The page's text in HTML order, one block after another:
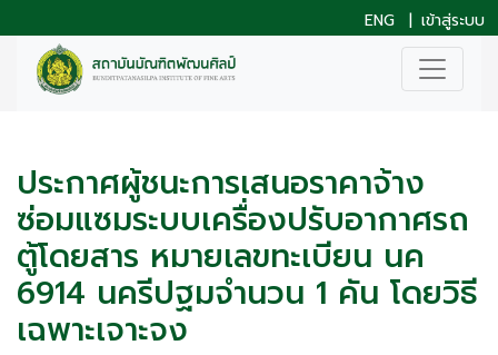
ENG | เข้าสู่ระบบ
ประกาศผู้ชนะการเสนอราคาจ้าง
ซ่อมแซมระบบเครื่องปรับอากาศรถ
ตู้โดยสาร หมายเลขทะเบียน นค
6914 นครีปฐมจำนวน 1 คัน โดยวิธี
เฉพาะเจาะจง